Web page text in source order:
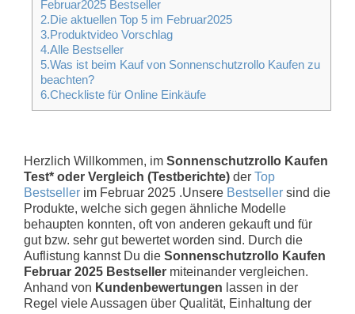
Februar2025 Bestseller
2.Die aktuellen Top 5 im Februar2025
3.Produktvideo Vorschlag
4.Alle Bestseller
5.Was ist beim Kauf von Sonnenschutzrollo Kaufen zu
beachten?
6.Checkliste für Online Einkäufe
Herzlich Willkommen, im Sonnenschutzrollo Kaufen
Test* oder Vergleich (Testberichte) der Top
Bestseller im Februar 2025 .Unsere Bestseller sind die
Produkte, welche sich gegen ähnliche Modelle
behaupten konnten, oft von anderen gekauft und für
gut bzw. sehr gut bewertet worden sind. Durch die
Auflistung kannst Du die Sonnenschutzrollo Kaufen
Februar 2025 Bestseller miteinander vergleichen.
Anhand von Kundenbewertungen lassen in der
Regel viele Aussagen über Qualität, Einhaltung der